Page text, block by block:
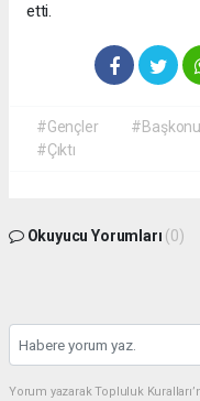
etti.
#Gençler
#Çıktı
Okuyucu Yorumları (0)
Yorum yazarak Topluluk